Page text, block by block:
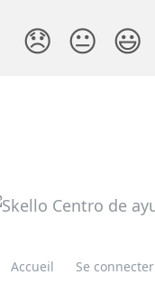
😞 😐 😃
Accueil Se connecter